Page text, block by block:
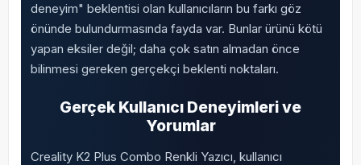
deneyim" beklentisi olan kullanıcıların bu farkı göz
önünde bulundurmasında fayda var. Bunlar ürünü kötü
yapan eksiler değil; daha çok satın almadan önce
bilinmesi gereken gerçekçi beklenti noktaları.
Gerçek Kullanıcı Deneyimleri ve
Yorumlar
Creality K2 Plus Combo Renkli Yazıcı, kullanıcı